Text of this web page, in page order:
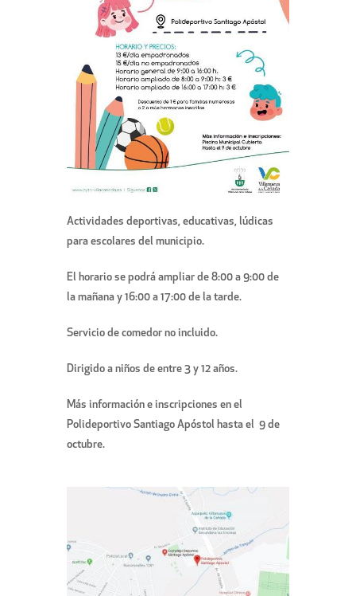
Actividades deportivas, educativas, lúdicas
para escolares del municipio.
El horario se podrá ampliar de 8:00 a 9:00 de
la mañana y 16:00 a 17:00 de la tarde.
Servicio de comedor no incluido.
Dirigido a niños de entre 3 y 12 años.
Más información e inscripciones en el
Polideportivo Santiago Apóstol hasta el 9 de
octubre.